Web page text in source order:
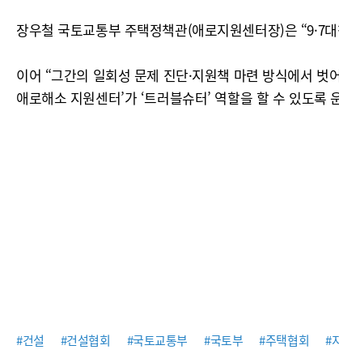
장우철 국토교통부 주택정책관(애로지원센터장)은 “9·7
이어 “그간의 일회성 문제 진단·지원책 마련 방식에서
애로해소 지원센터’가 ‘트러블슈터’ 역할을 할 수 있도록
#건설 #건설협회 #국토교통부 #국토부 #주택협회 #